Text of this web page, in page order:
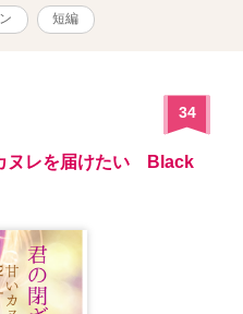
。 「じゃあ、はじめましょ
」 しかし、今日のインストラク
うな気がする。 このジムに入
めだけれど、あわよくば彼と
思っていたのだ。 でも、私み
そんなことを考えているうち
いた。 「はい、では今日はこの
いですか？」 「はい、もちろ
くお願いします！」 「こちらこ
ーさんですか？彼にお願いでき
短編
34
ヌレを届けたい Black